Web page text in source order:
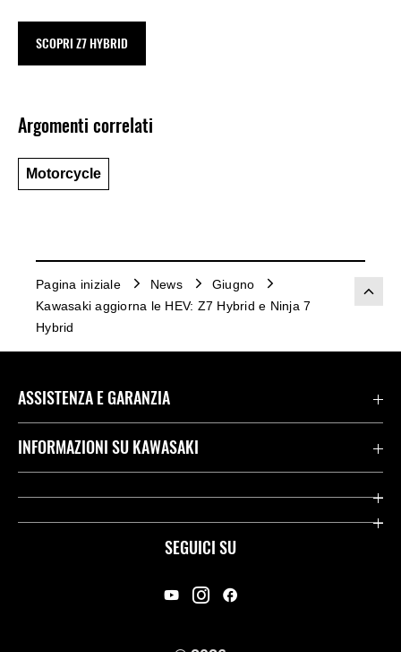
SCOPRI Z7 HYBRID
Argomenti correlati
Motorcycle
Pagina iniziale News
Giugno
Kawasaki aggiorna le HEV: Z7 Hybrid e Ninja 7
Hybrid
SEGUICI SU
ASSISTENZA E GARANZIA
Assistenza Stradale Kawasaki
Kawasaki Care
INFORMAZIONI SU KAWASAKI
Società